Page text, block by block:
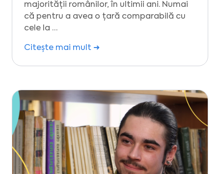
majorității românilor, în ultimii ani. Numai
că pentru a avea o țară comparabilă cu
cele la …
Citește mai mult ➜